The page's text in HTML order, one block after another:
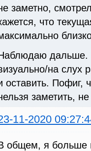
заметно,
что
дальше.
на слух
оставить. Пофиг,
заметить,
11-2020
общем, я больше